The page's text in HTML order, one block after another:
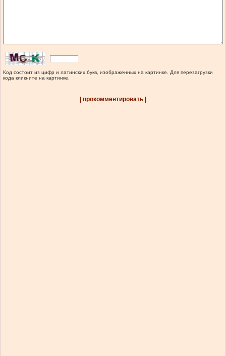
Код состоит из цифр и латинских букв, изображенных на картинке. Для перезагрузки
кода кликните на картинке.
| прокомментировать |